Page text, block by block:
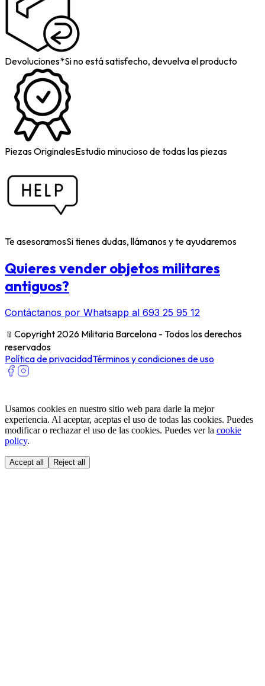
Devoluciones*Si no está satisfecho, devuelva el producto
Piezas OriginalesEstudio minucioso de todas las piezas
Te asesoramosSi tienes dudas, llámanos y te ayudaremos
Quieres vender objetos militares
antiguos?
Contáctanos por Whatsapp al 693 25 95 12
﹫ Copyright 2026 Militaria Barcelona - Todos los derechos
reservados
Política de privacidadTérminos y condiciones de uso
Usamos cookies en nuestro sitio web para darle la mejor
experiencia. Al aceptar, aceptas el uso de todas las cookies. Puedes
modificar o rechazar el uso de las cookies. Puedes ver la cookie
policy.
Accept all Reject all